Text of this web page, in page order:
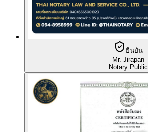
ยืนยัน
Mr. Jirapan
Notary Public